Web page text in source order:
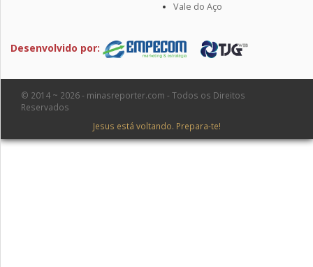
Vale do Aço
Desenvolvido por:
© 2014 ~ 2026 - minasreporter.com - Todos os Direitos
Reservados
Jesus está voltando. Prepara-te!